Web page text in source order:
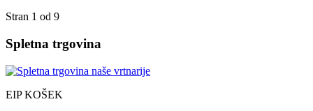
Stran 1 od 9
Spletna trgovina
EIP KOŠEK